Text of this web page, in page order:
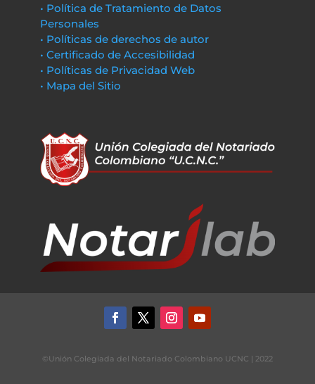
• Política de Tratamiento de Datos
Personales
• Políticas de derechos de autor
• Certificado de Accesibilidad
• Políticas de Privacidad Web
• Mapa del Sitio
©Unión Colegiada del Notariado Colombiano UCNC | 2022